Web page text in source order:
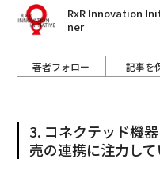
RxR Innovation
ner
著者フォロー 記事を
3. コネクテッド機
売の連携に注力して